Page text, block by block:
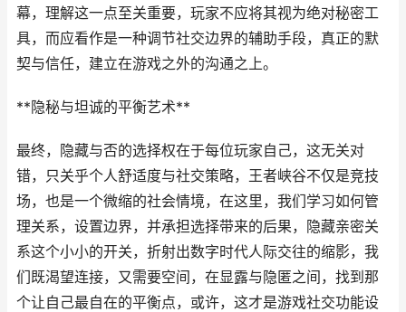
幕，理解这一点至关重要，玩家不应将其视为绝对秘密工
具，而应看作是一种调节社交边界的辅助手段，真正的默
契与信任，建立在游戏之外的沟通之上。
**隐秘与坦诚的平衡艺术**
最终，隐藏与否的选择权在于每位玩家自己，这无关对
错，只关乎个人舒适度与社交策略，王者峡谷不仅是竞技
场，也是一个微缩的社会情境，在这里，我们学习如何管
理关系，设置边界，并承担选择带来的后果，隐藏亲密关
系这个小小的开关，折射出数字时代人际交往的缩影，我
们既渴望连接，又需要空间，在显露与隐匿之间，找到那
个让自己最自在的平衡点，或许，这才是游戏社交功能设